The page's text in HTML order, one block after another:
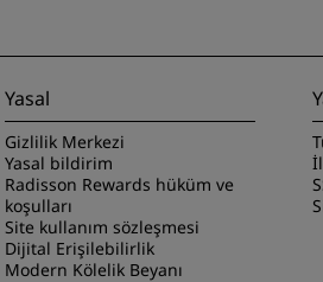
Yasal
Gizlilik Merkezi
Yasal bildirim
Radisson Rewards hüküm ve
koşulları
Site kullanım sözleşmesi
Dijital Erişilebilirlik
Modern Kölelik Beyanı